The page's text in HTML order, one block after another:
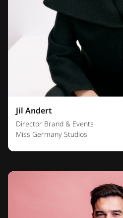
Jil Andert
Director Brand & Events
Miss Germany Studios